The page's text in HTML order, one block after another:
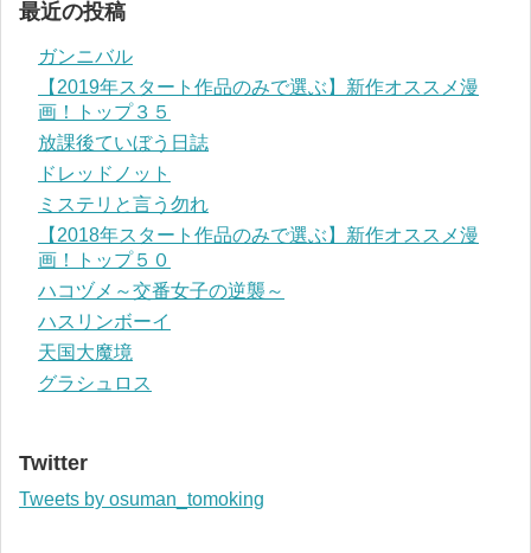
最近の投稿
ガンニバル
【2019年スタート作品のみで選ぶ】新作オススメ漫
画！トップ３５
放課後ていぼう日誌
ドレッドノット
ミステリと言う勿れ
【2018年スタート作品のみで選ぶ】新作オススメ漫
画！トップ５０
ハコヅメ～交番女子の逆襲～
ハスリンボーイ
天国大魔境
グラシュロス
Twitter
Tweets by osuman_tomoking